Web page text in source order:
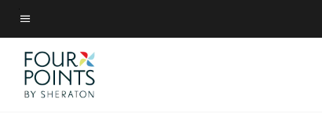
Skip
to
main
content
Texto del menú